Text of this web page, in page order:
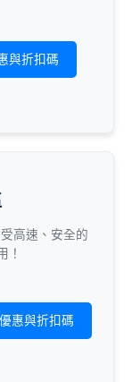
與折扣碼
高速、安全的
！
惠與折扣碼